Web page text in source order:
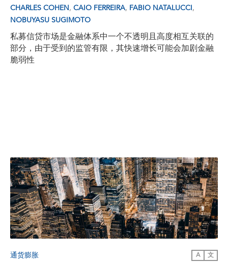
CHARLES COHEN, CAIO FERREIRA, FABIO NATALUCCI,
NOBUYASU SUGIMOTO
私募信贷市场是金融体系中一个不透明且高度相互关联的
部分，由于受到的监管有限，其快速增长可能会加剧金融
脆弱性
通货膨胀 A 文